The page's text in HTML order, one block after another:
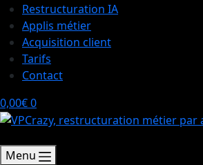
Restructuration IA
Applis métier
Acquisition client
Tarifs
Contact
Panier
d’achat
0,00€0
Menu